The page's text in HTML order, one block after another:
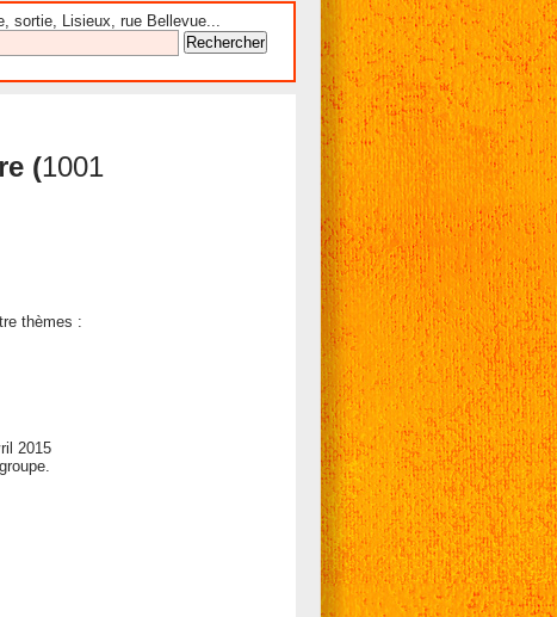
sortie, Lisieux, rue Bellevue...
(1001
thèmes :
2015